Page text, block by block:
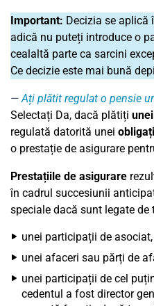
Important: Decizia se aplică
adică nu puteți introduce o
cealaltă parte ca sarcini
Ce decizie este mai bună
Ați plătit regulat o pensie
Selectați Da, dacă plătiți
regulată datorită unei
o prestație de asigurare
Prestațiile de asigurare
în cadrul succesiunii
speciale dacă sunt legate de
unei participații de asociat,
unei afaceri sau părți de
unei participații de cel
cedentul a fost director